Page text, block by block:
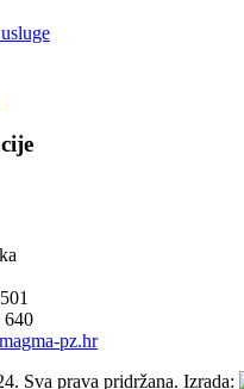
640
pz.hr
Sva prava pridržana. Izrada: